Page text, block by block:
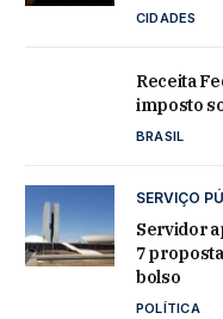
CIDADES
Receita
imposto
BRASIL
SERVIÇO
Servidor
7
bolso
POLÍTICA